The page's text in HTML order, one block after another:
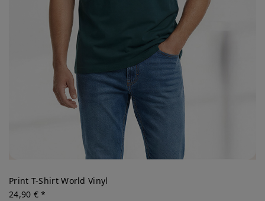
Print T-Shirt World Vinyl
24,90 € *